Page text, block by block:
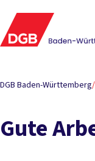
DGB Baden-Württemberg/
Gute